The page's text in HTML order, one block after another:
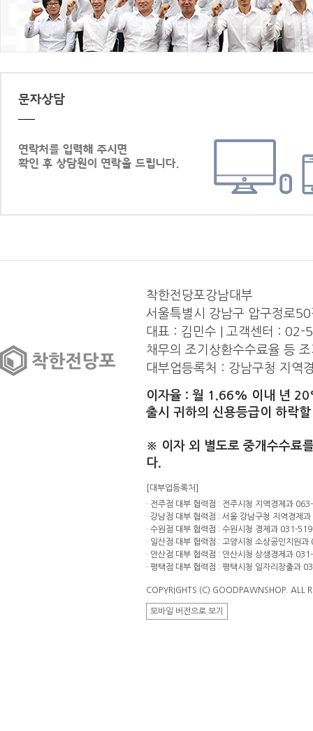
착한전당포강남대부
서울특별시 강남구 압구정로
대표 : 김민수 | 고객센터 :
채무의 조기상환수수료율 등
대부업등록처 : 강남구청 지
이자율 : 월 1.66% 이내 년
출시 귀하의 신용등급이 하락
※ 이자 외 별도로 중개수수료
다.
[대부업등록처]
· 전주점 대부 협력점 : 전주시청 지역경제과
· 강남점 대부 협력점 : 서울 강남구청 지역경제
· 수원점 대부 협력점 : 수원시청 경제과 031-
· 일산점 대부 협력점 : 고양시청 소상공인지원
· 안산점 대부 협력점 : 안산시청 상생경제과
· 평택점 대부 협력점 : 평택시청 일자리창출과
CO PYRIGHTS (C) GOODPAWNSHOP. ALL
모바일 버전으로 보기